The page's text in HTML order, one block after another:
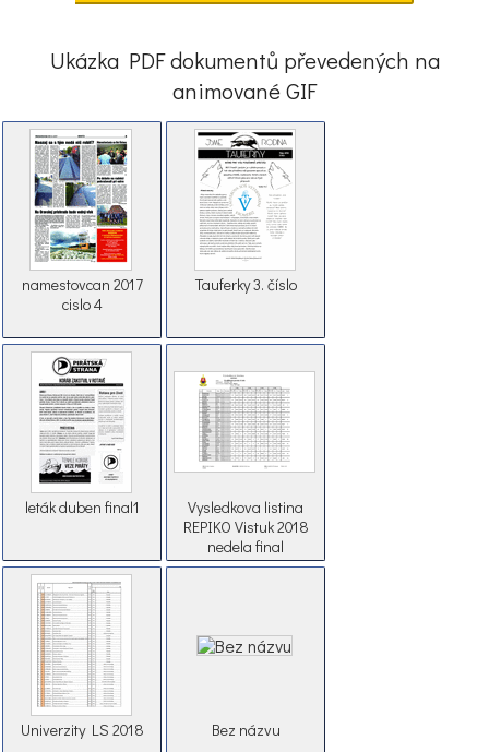
Ukázka PDF dokumentů převedených na
animované GIF
namestovcan 2017
cislo 4
Tauferky 3. číslo
leták duben final1
Vysledkova listina
REPIKO Vistuk 2018
nedela final
Univerzity LS 2018 Bez názvu